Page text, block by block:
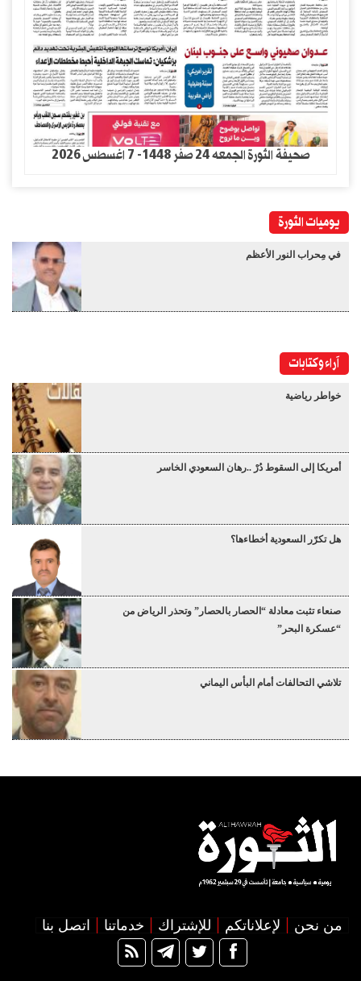
صحيفة الثورة الجمعه 24 صفر 1448- 7 اغسطس 2026
يوميات الثورة
في مِحراب النور الأعظم
آراء وكتابات
خواطر رياضية
أمريكا إلى السقوط دُرْ ..رهان السعودي الخاسر
هل تكرّر السعودية أخطاءها؟
صنعاء تثبت معادلة “الحصار بالحصار” وتحذر الرياض من
“عسكرة البحر”
تلاشي التحالفات أمام البأس اليماني
من نحن لإعلاناتكم للإشتراك خدماتنا اتصل بنا